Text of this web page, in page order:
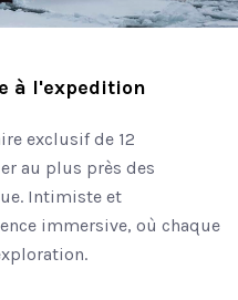
à l'expedition
exclusif de 12
au plus près des
Intimiste et
immersive, où chaque